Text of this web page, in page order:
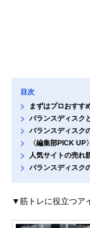
目次
まずはプロおすす
バランスディスク
バランスディスク
〈編集部PICK
人気サイトの売れ
バランスディスク
▼筋トレに役立つア